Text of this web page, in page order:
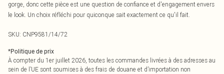
gorge, donc cette pièce est une question de confiance et d'engagement envers
le look. Un choix réfléchi pour quiconque sait exactement ce qu'il fait.
SKU: CNP9581/14/72
*Politique de prix
À compter du 1er juillet 2026, toutes les commandes livrées à des adresses au
sein de l’UE sont soumises à des frais de douane et d’importation non